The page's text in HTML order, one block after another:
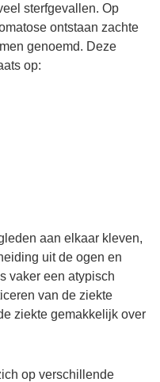
sterfgevallen. Op
ontstaan zachte
genoemd. Deze
op:
aan elkaar kleven,
uit de ogen en
vaker een atypisch
van de ziekte
ziekte gemakkelijk over
op verschillende